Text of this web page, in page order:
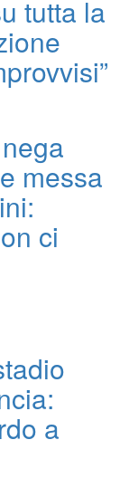
tutta la
messa
ci
a